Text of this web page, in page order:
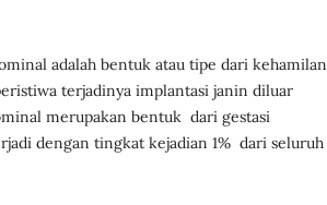
adalah bentuk atau tipe dari kehamilan
terjadinya implantasi janin diluar
merupakan bentuk dari gestasi
dengan tingkat kejadian 1% dari seluruh